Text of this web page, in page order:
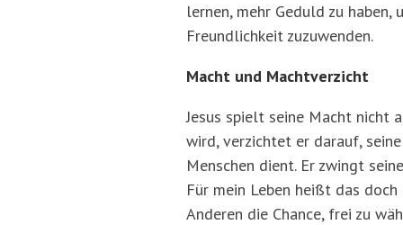
lernen, mehr Geduld zu
Freundlichkeit zuzuwenden.
Macht und Machtverzicht
Jesus spielt seine Macht nicht
wird, verzichtet er darauf,
Menschen dient. Er zwingt
Für mein Leben heißt das
Anderen die Chance, frei zu